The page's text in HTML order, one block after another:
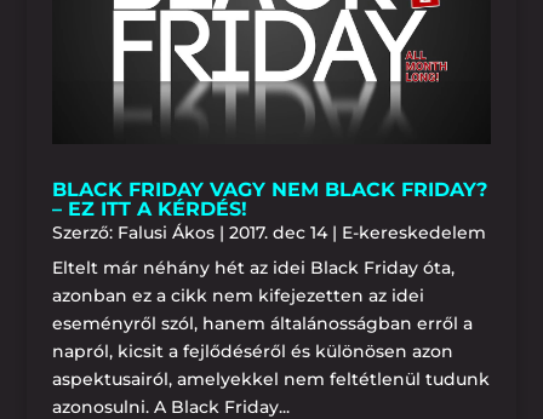
BLACK FRIDAY VAGY NEM BLACK FRIDAY?
– EZ ITT A KÉRDÉS!
Szerző: Falusi Ákos| 2017. dec 14| E-kereskedelem
Eltelt már néhány hét az idei Black Friday óta,
azonban ez a cikk nem kifejezetten az idei
eseményről szól, hanem általánosságban erről a
napról, kicsit a fejlődéséről és különösen azon
aspektusairól, amelyekkel nem feltétlenül tudunk
azonosulni. A Black Friday...